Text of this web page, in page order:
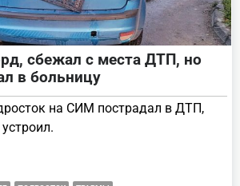
сбежал с места ДТП, но
в больницу
на СИМ пострадал в ДТП,